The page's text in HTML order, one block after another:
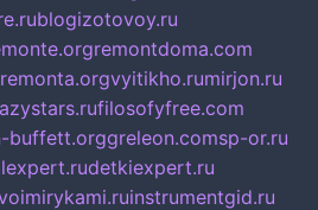
blogizotovoy.ru
remontdoma.com
vyitikho.rumirjon.ru
filosofyfree.com
buffett.orggreleon.comsp-or.ru
detkiexpert.ru
instrumentgid.ru